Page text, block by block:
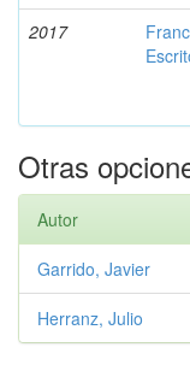
2017
Otras
Autor
Garrido, Javier
Herranz, Julio